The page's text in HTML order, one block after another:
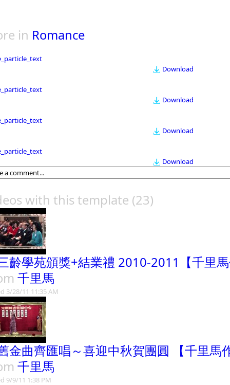
in Romance
Download
Download
Download
Download
with this template (23)
齡學苑頒獎+結業禮 2010-2011【千里
千里馬
3/28/11 11:35 AM
金曲齊匯唱～喜迎中秋賀團圓 【千里馬
千里馬
9/9/11 1:38 PM